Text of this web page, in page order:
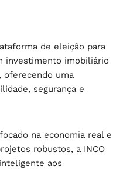
de eleição para
investimento imobiliário
, oferecendo uma
segurança e
na economia real e
robustos, a INCO
aos